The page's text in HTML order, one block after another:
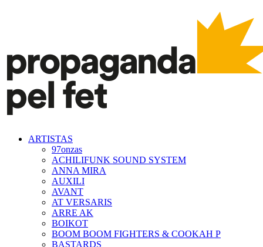
ARTISTAS
97onzas
ACHILIFUNK SOUND SYSTEM
ANNA MIRA
AUXILI
AVANT
AT VERSARIS
ARRE AK
BOIKOT
BOOM BOOM FIGHTERS & COOKAH P
BASTARDS